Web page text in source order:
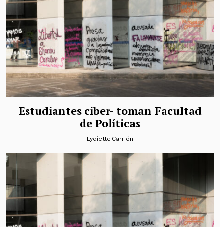
Estudiantes ciber- toman Facultad
de Políticas
Lydiette Carrión